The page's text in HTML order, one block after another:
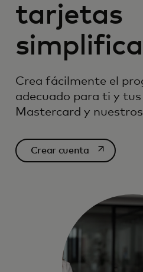
tarjetas
Crea fácilmente el
adecuado para ti y
Mastercard y
Crear cuentase abre en